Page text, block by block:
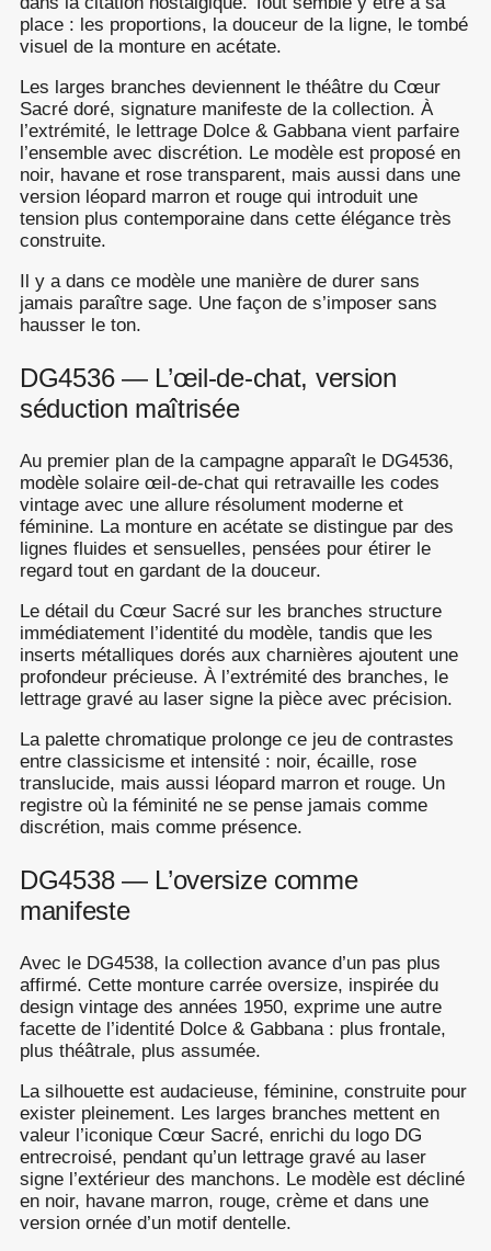
place : les proportions, la douceur de la ligne, le tombé
visuel de la monture en acétate.
Les larges branches deviennent le théâtre du Cœur
Sacré doré, signature manifeste de la collection. À
l’extrémité, le lettrage Dolce & Gabbana vient parfaire
l’ensemble avec discrétion. Le modèle est proposé en
noir, havane et rose transparent, mais aussi dans une
version léopard marron et rouge qui introduit une
tension plus contemporaine dans cette élégance très
construite.
Il y a dans ce modèle une manière de durer sans
jamais paraître sage. Une façon de s’imposer sans
hausser le ton.
DG4536 — L’œil-de-chat, version
séduction maîtrisée
Au premier plan de la campagne apparaît le DG4536,
modèle solaire œil-de-chat qui retravaille les codes
vintage avec une allure résolument moderne et
féminine. La monture en acétate se distingue par des
lignes fluides et sensuelles, pensées pour étirer le
regard tout en gardant de la douceur.
Le détail du Cœur Sacré sur les branches structure
immédiatement l’identité du modèle, tandis que les
inserts métalliques dorés aux charnières ajoutent une
profondeur précieuse. À l’extrémité des branches, le
lettrage gravé au laser signe la pièce avec précision.
La palette chromatique prolonge ce jeu de contrastes
entre classicisme et intensité : noir, écaille, rose
translucide, mais aussi léopard marron et rouge. Un
registre où la féminité ne se pense jamais comme
discrétion, mais comme présence.
DG4538 — L’oversize comme
manifeste
Avec le DG4538, la collection avance d’un pas plus
affirmé. Cette monture carrée oversize, inspirée du
design vintage des années 1950, exprime une autre
facette de l’identité Dolce & Gabbana : plus frontale,
plus théâtrale, plus assumée.
La silhouette est audacieuse, féminine, construite pour
exister pleinement. Les larges branches mettent en
valeur l’iconique Cœur Sacré, enrichi du logo DG
entrecroisé, pendant qu’un lettrage gravé au laser
signe l’extérieur des manchons. Le modèle est décliné
en noir, havane marron, rouge, crème et dans une
version ornée d’un motif dentelle.